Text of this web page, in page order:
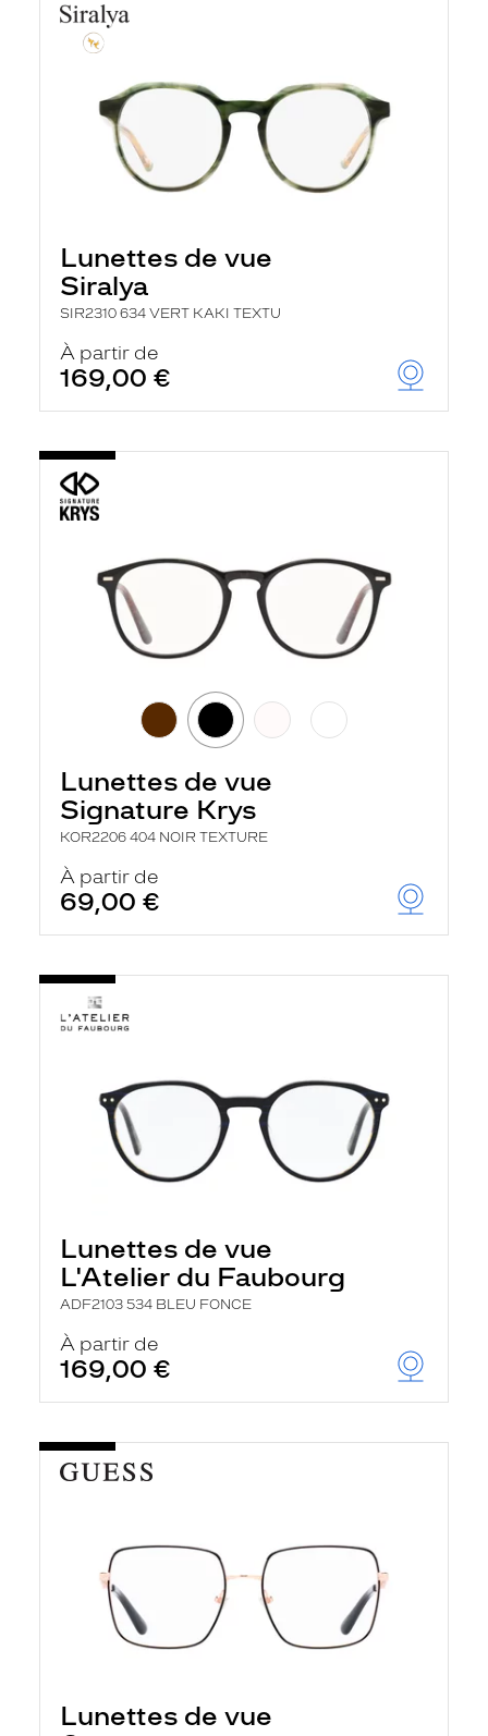
Lunettes de vue
Siralya
SIR2310 634 VERT KAKI TEXTU
À partir de
169,00 €
Lunettes de vue
Signature Krys
KOR2206 404 NOIR TEXTURE
À partir de
69,00 €
Lunettes de vue
L'Atelier du Faubourg
ADF2103 534 BLEU FONCE
À partir de
169,00 €
Lunettes de vue